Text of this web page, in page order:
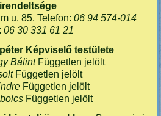
u. 85. Telefon: 06 94 574-014
06 30 331 61 21
Képviselő testülete
BálintFüggetlen jelölt
Független jelölt
Független jelölt
Független jelölt